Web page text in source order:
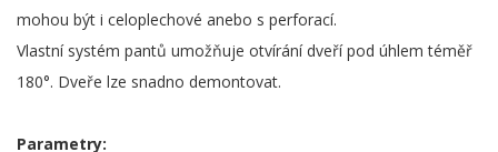
mohou být i celoplechové anebo s perforací.
Vlastní systém pantů umožňuje otvírání dveří pod úhlem téměř
180°. Dveře lze snadno demontovat.
Parametry: